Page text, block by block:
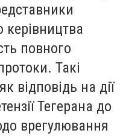
керівництва
повного
Такі
відповідь на дії
Тегерана до
врегулювання